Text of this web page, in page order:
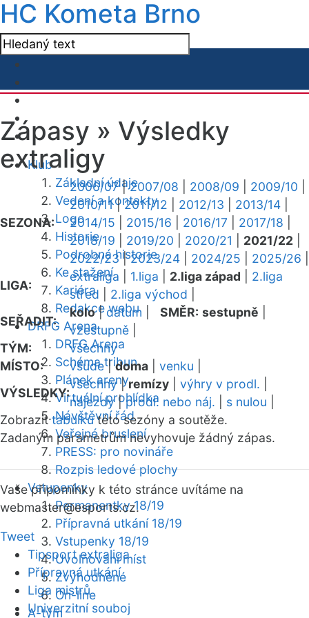
HC Kometa Brno
Klub
Základní údaje
Vedení a kontakty
Logo
Historie
Podrobná historie
Ke stažení
Kariéra
Redakce webu
DRFG Arena
DRFG Arena
Schéma tribun
Plánek areny
Virtuální prohlídka
Návštěvní řád
Veřejné bruslení
PRESS: pro novináře
Rozpis ledové plochy
Vstupenky
Permanentky 18/19
Přípravná utkání 18/19
Vstupenky 18/19
Uvolňování míst
Zvýhodněné
On-line
A-tým
Zápasy » Výsledky
extraligy
SEZONA:
2006/07|2007/08 2008/09 2009/10
2010/11|2011/12 2012/13 2013/14
2014/15
2015/16 2016/17 2017/18
2018/19
2019/20 2020/21 2021/22
2022/23|2023/24 2024/25 2025/26
LIGA:
extraliga 1.liga 2.liga západ
2.liga
střed
2.liga východ
SEŘADIT:
kolo|datum SMĚR: sestupně
vzestupně
TÝM:
všechny
MÍSTO:
všude|doma venku
VÝSLEDKY:
všechny|remízy výhry v prodl.
nájezdy|prodl. nebo náj. s nulou
Zobrazittabulkutéto sezóny a soutěže.
Zadaným parametrům nevyhovuje žádný zápas.
Vaše připomínky k této stránce uvítáme na
webmaster@esports.cz.
Tweet
Tipsport extraliga
Přípravná utkání
Liga mistrů
Univerzitní souboj